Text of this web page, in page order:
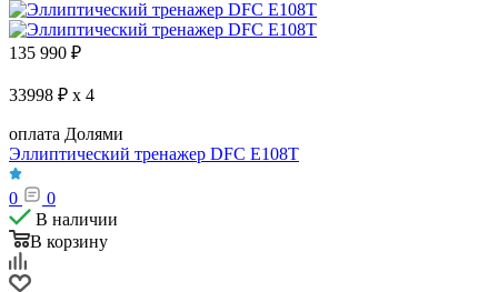
135 990 ₽
33998 ₽ x 4
оплата Долями
Эллиптический тренажер DFC E108T
0
0
В наличии
В корзину